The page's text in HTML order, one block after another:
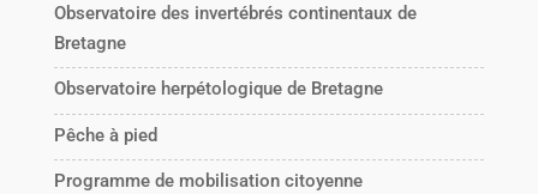
Observatoire des invertébrés continentaux de
Bretagne
Observatoire herpétologique de Bretagne
Pêche à pied
Programme de mobilisation citoyenne